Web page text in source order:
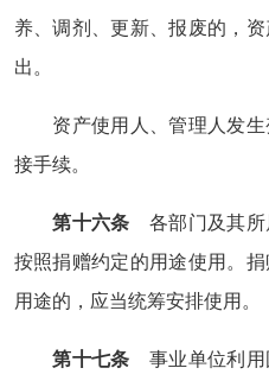
养、调剂、更新、报废的，
出。
资产使用人、管理人发
接手续。
第十六条 各部门及其所
按照捐赠约定的用途使用。
用途的，应当统筹安排使用。
第十七条 事业单位利用